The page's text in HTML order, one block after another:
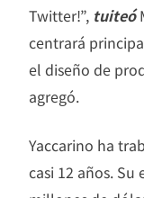
Twitter!”, tuiteó
centrará
el diseño de
agregó.
Yaccarino ha
casi 12 años. Su